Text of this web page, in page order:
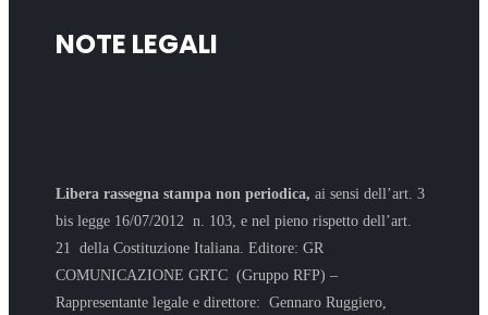
NOTE LEGALI
Libera rassegna stampa non periodica,ai sensi dell’art. 3
bis legge 16/07/2012 n. 103, e nel pieno rispetto dell’art.
21 della Costituzione Italiana. Editore: GR
COMUNICAZIONE GRTC (Gruppo RFP) –
Rappresentante legale e direttore: Gennaro Ruggiero,